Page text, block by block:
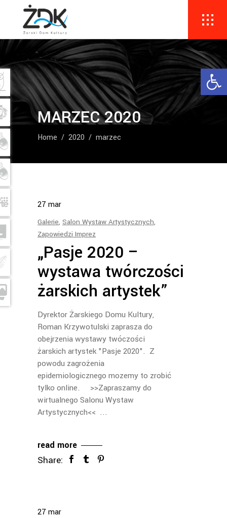
MARZEC 2020
Home / 2020 / marzec
27 mar
Galerie, Salon Wystaw Artystycznych,
Zapowiedzi Imprez
„Pasje 2020 –
wystawa twórczości
żarskich artystek”
Dyrektor Żarskiego Domu Kultury,
Roman Krzywotulski zaprasza do
obejrzenia wystawy twóczości
żarskich artystek "Pasje 2020". Z
powodu zagrożenia
epidemiologicznego mozemy to zrobić
tylko online. >>Zapraszamy do
wirtualnego Salonu Wystaw
Artystycznych<<
read more
Share:
27 mar